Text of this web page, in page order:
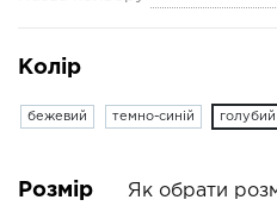
Колір
бежевий темно-синій голубий
Розмір Як обрати